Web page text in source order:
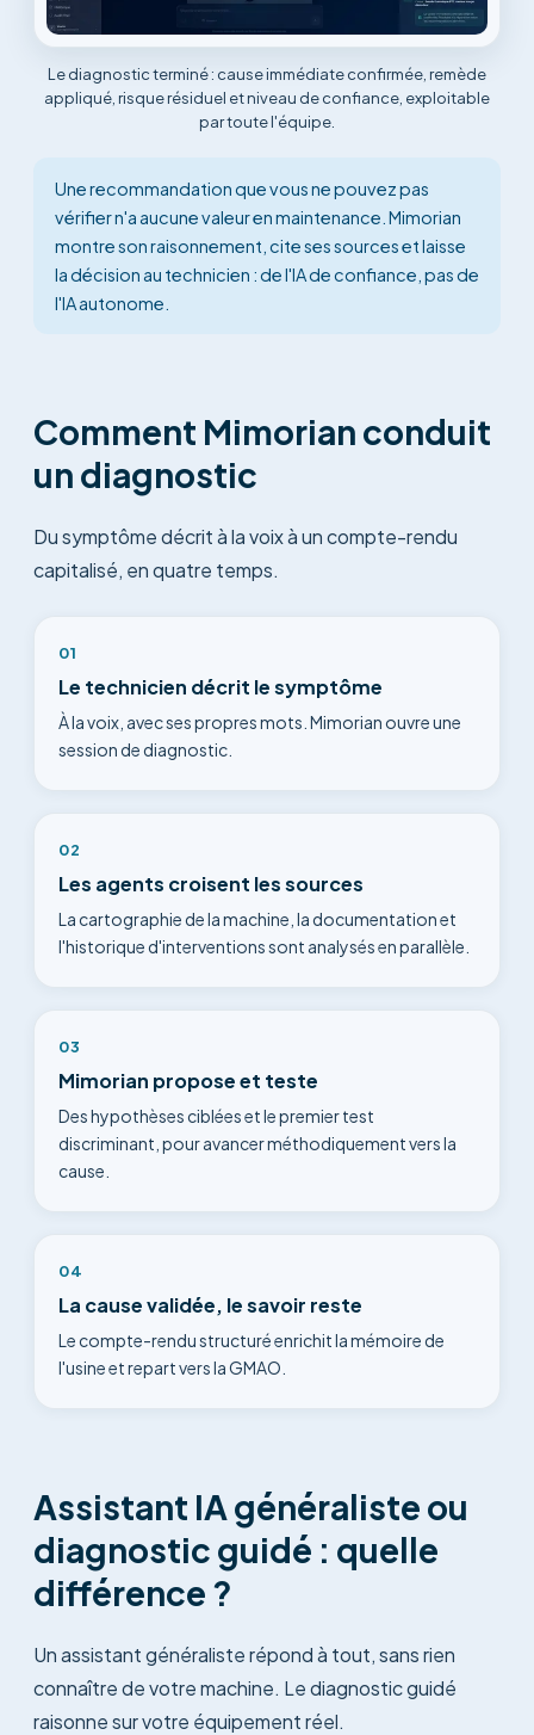
Le diagnostic terminé : cause immédiate confirmée, remède
appliqué, risque résiduel et niveau de confiance, exploitable
par toute l'équipe.
Une recommandation que vous ne pouvez pas
vérifier n'a aucune valeur en maintenance. Mimorian
montre son raisonnement, cite ses sources et laisse
la décision au technicien : de l'IA de confiance, pas de
l'IA autonome.
Comment Mimorian conduit
un diagnostic
Du symptôme décrit à la voix à un compte-rendu
capitalisé, en quatre temps.
01
Le technicien décrit le symptôme
À la voix, avec ses propres mots. Mimorian ouvre une
session de diagnostic.
02
Les agents croisent les sources
La cartographie de la machine, la documentation et
l'historique d'interventions sont analysés en parallèle.
03
Mimorian propose et teste
Des hypothèses ciblées et le premier test
discriminant, pour avancer méthodiquement vers la
cause.
04
La cause validée, le savoir reste
Le compte-rendu structuré enrichit la mémoire de
l'usine et repart vers la GMAO.
Assistant IA généraliste ou
diagnostic guidé : quelle
différence ?
Un assistant généraliste répond à tout, sans rien
connaître de votre machine. Le diagnostic guidé
raisonne sur votre équipement réel.